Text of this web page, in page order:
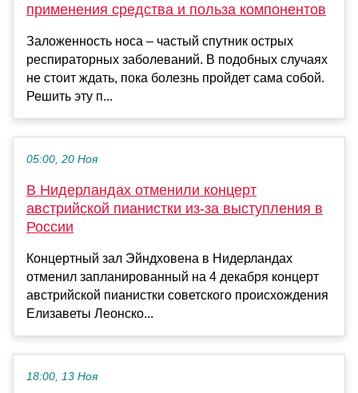
применения средства и польза компонентов
Заложенность носа – частый спутник острых
респираторных заболеваний. В подобных случаях
не стоит ждать, пока болезнь пройдет сама собой.
Решить эту п...
05:00, 20 Ноя
В Нидерландах отменили концерт
австрийской пианистки из-за выступления в
России
Концертный зал Эйндховена в Нидерландах
отменил запланированный на 4 декабря концерт
австрийской пианистки советского происхождения
Елизаветы Леонско...
18:00, 13 Ноя